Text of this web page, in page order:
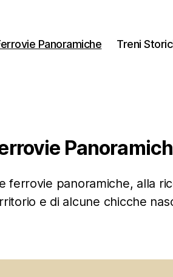
Panoramiche Treni
ferrovie panoramiche, alla
e di alcune chicche